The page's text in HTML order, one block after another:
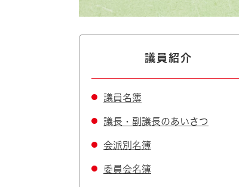
男女共同参画
地域コミュ
国際交流
議員紹介
議員名簿
議長・副議長のあいさつ
会派別名簿
委員会名簿